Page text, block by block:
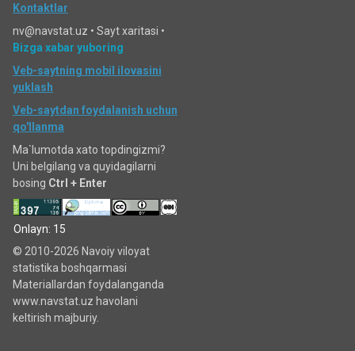
Kontaktlar
nv@navstat.uz • Sayt xaritasi •
Bizga xabar yuboring
Veb-saytning mobil ilovasini
yuklash
Veb-saytdan foydalanish uchun
qo'llanma
Ma`lumotda xato topdingizmi?
Uni belgilang va quyidagilarni
bosing Ctrl + Enter
Onlayn: 15
© 2010-2026 Navoiy viloyat
statistika boshqarmasi
Materiallardan foydalanganda
www.navstat.uz havolani
keltirish majburiy.